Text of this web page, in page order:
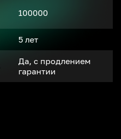
100000
5 лет
Да, с продлением
гарантии